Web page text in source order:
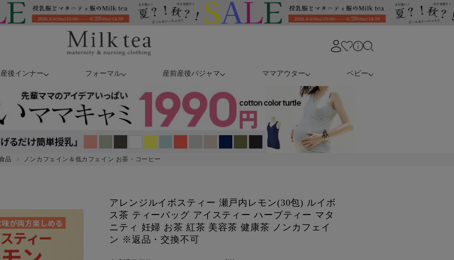
後インナー フォーマル 産前産後パジャマ ママアウター ベビー
品 ノンカフェイン＆低カフェイン お茶・コーヒー
アレンジルイボスティー 瀬戸内レモン(30包) ルイボ
ス茶 ティーバッグ アイスティー ハーブティー マタ
ニティ 妊婦 お茶 紅茶 美容茶 健康茶 ノンカフェイ
ン ※返品・交換不可